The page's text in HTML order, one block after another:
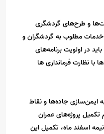
و طرح‌های گردشگری
خدمات مطلوب به گردشگران و
در اولویت برنامه‌های
با نظارت فرمانداری ها
ایمن‌سازی جاده‌ها و نقاط
تکمیل پروژه‌های عمران
اسفند ماه، تکمیل این